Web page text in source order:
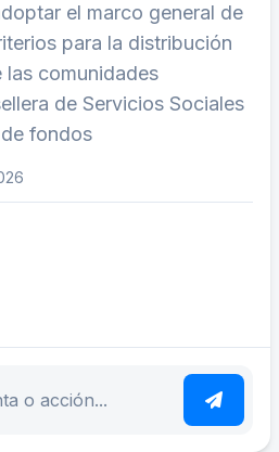
el marco general de
para la distribución
comunidades
de Servicios Sociales
fondos